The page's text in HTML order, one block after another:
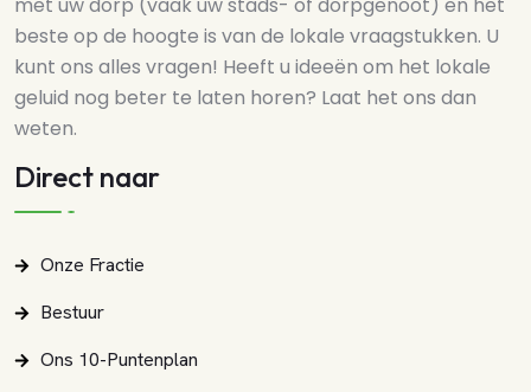
beste op de hoogte is van de lokale vraagstukken. U
kunt ons alles vragen! Heeft u ideeën om het lokale
geluid nog beter te laten horen? Laat het ons dan
weten.
Direct naar
Onze Fractie
Bestuur
Ons 10-Puntenplan